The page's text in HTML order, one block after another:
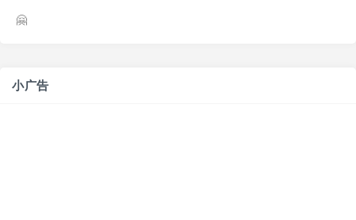
🤗
小广告